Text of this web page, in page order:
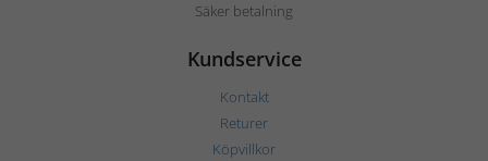
Säker betalning
Kundservice
Kontakt
Returer
Köpvillkor